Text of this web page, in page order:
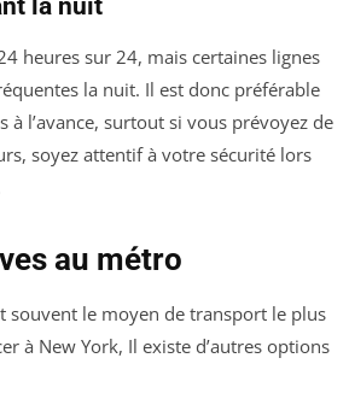
la nuit
heures sur 24, mais certaines lignes
la nuit. Il est donc préférable
à l’avance, surtout si vous prévoyez de
soyez attentif à votre sécurité lors
au métro
souvent le moyen de transport le plus
à New York, Il existe d’autres options